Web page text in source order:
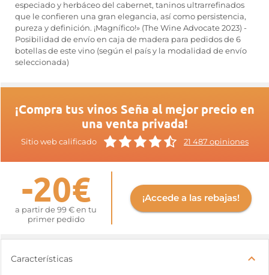
especiado y herbáceo del cabernet, taninos ultrarrefinados
que le confieren una gran elegancia, así como persistencia,
pureza y definición. ¡Magnífico!» (The Wine Advocate 2023) -
Posibilidad de envío en caja de madera para pedidos de 6
botellas de este vino (según el país y la modalidad de envío
seleccionada)
¡Compra tus vinos Seña al mejor precio en
una venta privada!
Sitio web calificado 21 487 opiniones
-20€
a partir de 99 € en tu
primer pedido
¡Accede a las rebajas!
Características